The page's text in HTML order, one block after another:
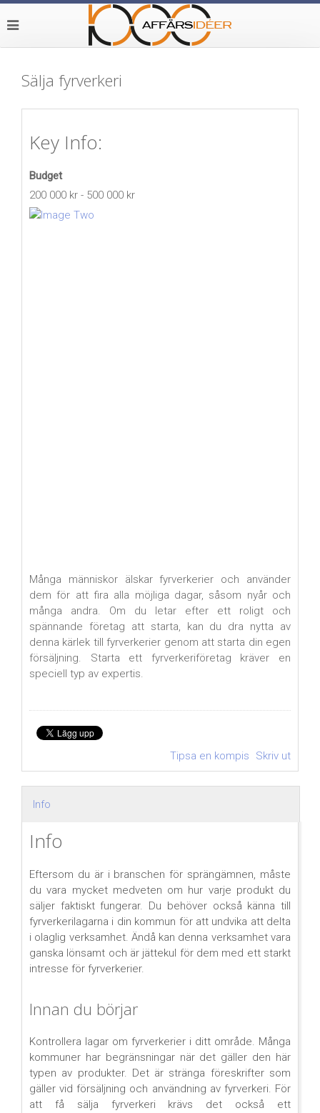
Sälja fyrverkeri
Key Info:
Budget
200 000 kr - 500 000 kr
Många människor älskar fyrverkerier och använder
dem för att fira alla möjliga dagar, såsom nyår och
många andra. Om du letar efter ett roligt och
spännande företag att starta, kan du dra nytta av
denna kärlek till fyrverkerier genom att starta din egen
försäljning. Starta ett fyrverkeriföretag kräver en
speciell typ av expertis.
Tipsa en kompis Skriv ut
Info
Info
Eftersom du är i branschen för sprängämnen, måste
du vara mycket medveten om hur varje produkt du
säljer faktiskt fungerar. Du behöver också känna till
fyrverkerilagarna i din kommun för att undvika att delta
i olaglig verksamhet. Ändå kan denna verksamhet vara
ganska lönsamt och är jättekul för dem med ett starkt
intresse för fyrverkerier.
Innan du börjar
Kontrollera lagar om fyrverkerier i ditt område. Många
kommuner har begränsningar när det gäller den här
typen av produkter. Det är stränga föreskrifter som
gäller vid försäljning och användning av fyrverkeri. För
att få sälja fyrverkeri krävs det också ett